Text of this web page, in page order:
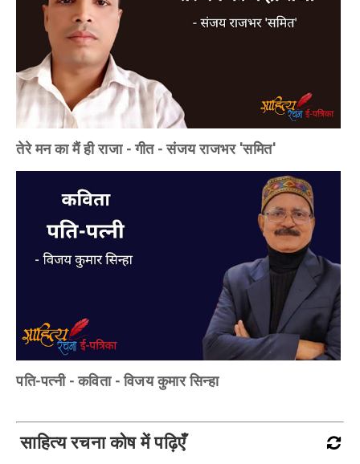
तेरे मन का मैं ही राजा - गीत - संजय राजभर 'समित'
पति-पत्नी - कविता - विजय कुमार सिन्हा
साहित्य रचना कोष में पढ़िएँ